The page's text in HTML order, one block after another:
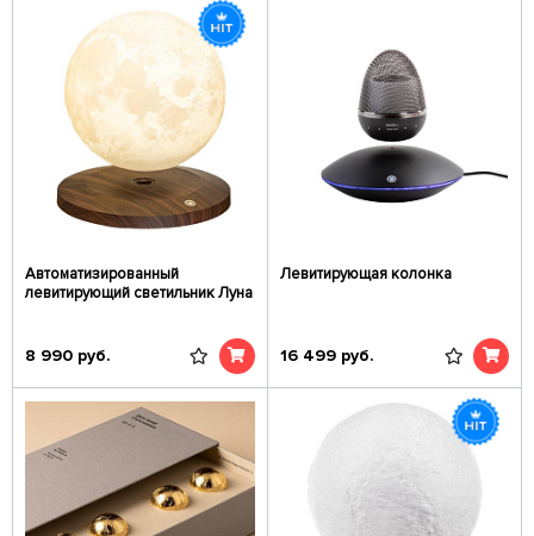
Автоматизированный
левитирующий светильник Луна
8 990 руб.
Левитирующая колонка
16 499 руб.